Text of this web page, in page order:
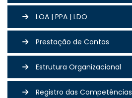
LOA | PPA | LDO
Prestação de Contas
Estrutura Organizacional
Registro das Competências